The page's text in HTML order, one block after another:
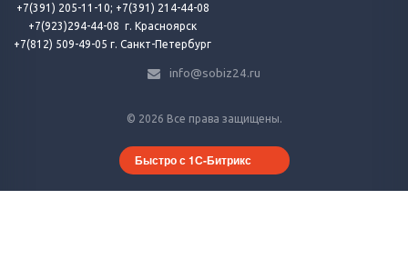
© 2026 Все права защищены.
Быстро с 1С-Битрикс
+7(391) 205-11-10; +7(391) 214-44-08
+7(923)294-44-08 г. Красноярск
+7(812) 509-49-05 г. Санкт-Петербург
info@sobiz24.ru